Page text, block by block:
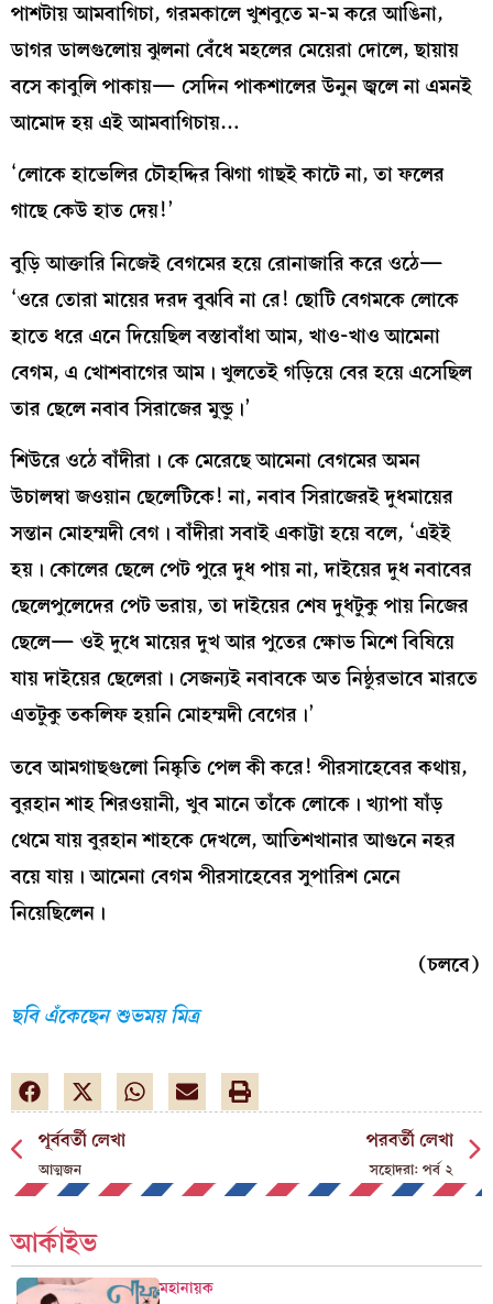
পাশটায় আমবাগিচা, গরমকালে খুশবুতে ম-ম করে আঙিনা,
ডাগর ডালগুলোয় ঝুলনা বেঁধে মহলের মেয়েরা দোলে, ছায়ায়
বসে কাবুলি পাকায়— সেদিন পাকশালের উনুন জ্বলে না এমনই
আমোদ হয় এই আমবাগিচায়…
‘লোকে হাভেলির চৌহদ্দির ঝিগা গাছই কাটে না, তা ফলের
গাছে কেউ হাত দেয়!’
বুড়ি আক্তারি নিজেই বেগমের হয়ে রোনাজারি করে ওঠে—
‘ওরে তোরা মায়ের দরদ বুঝবি না রে! ছোটি বেগমকে লোকে
হাতে ধরে এনে দিয়েছিল বস্তাবাঁধা আম, খাও-খাও আমেনা
বেগম, এ খোশবাগের আম। খুলতেই গড়িয়ে বের হয়ে এসেছিল
তার ছেলে নবাব সিরাজের মুন্ডু।’
শিউরে ওঠে বাঁদীরা। কে মেরেছে আমেনা বেগমের অমন
উচালম্বা জওয়ান ছেলেটিকে! না, নবাব সিরাজেরই দুধমায়ের
সন্তান মোহম্মদী বেগ। বাঁদীরা সবাই একাট্টা হয়ে বলে, ‘এইই
হয়। কোলের ছেলে পেট পুরে দুধ পায় না, দাইয়ের দুধ নবাবের
ছেলেপুলেদের পেট ভরায়, তা দাইয়ের শেষ দুধটুকু পায় নিজের
ছেলে— ওই দুধে মায়ের দুখ আর পুতের ক্ষোভ মিশে বিষিয়ে
যায় দাইয়ের ছেলেরা। সেজন্যই নবাবকে অত নিষ্ঠুরভাবে মারতে
এতটুকু তকলিফ হয়নি মোহম্মদী বেগের।’
তবে আমগাছগুলো নিষ্কৃতি পেল কী করে! পীরসাহেবের কথায়,
বুরহান শাহ শিরওয়ানী, খুব মানে তাঁকে লোকে। খ্যাপা ষাঁড়
থেমে যায় বুরহান শাহকে দেখলে, আতিশখানার আগুনে নহর
বয়ে যায়। আমেনা বেগম পীরসাহেবের সুপারিশ মেনে
নিয়েছিলেন।
(চলবে)
ছবি এঁকেছেন শুভময় মিত্র
পূর্ববর্তী লেখা
আত্মজন
পরবর্তী লেখা
সহোদরা: পর্ব ২
আর্কাইভ
মহানায়ক